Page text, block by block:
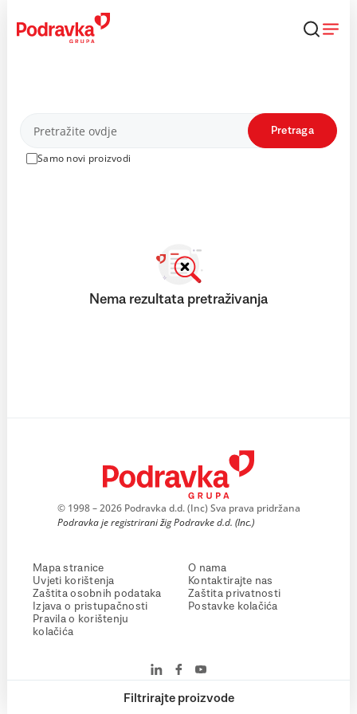
content
Proizvodi
Samo novi proizvodi
Pretraga
Filtrirajte proizvode
Nema rezultata pretraživanja
© 1998 – 2026 Podravka d.d. (Inc) Sva prava pridržana
Podravka je registrirani žig Podravke d.d. (Inc.)
Mapa stranice
Uvjeti korištenja
Zaštita osobnih podataka
Izjava o pristupačnosti
Pravila o korištenju
kolačića
O nama
Kontaktirajte nas
Zaštita privatnosti
Postavke kolačića